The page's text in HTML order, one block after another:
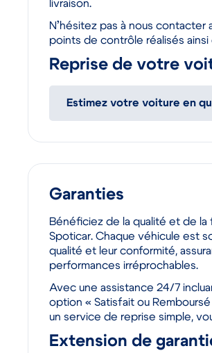
livraison.
N’hésitez pas à nous contacter
points de contrôle réalisés
Reprise de votre
Estimez votre voiture en
Garanties
Bénéficiez de la qualité et de
Spoticar. Chaque véhicule est
qualité et leur conformité,
performances irréprochables.
Avec une assistance 24/7
option « Satisfait ou
un service de reprise simple,
Extension de